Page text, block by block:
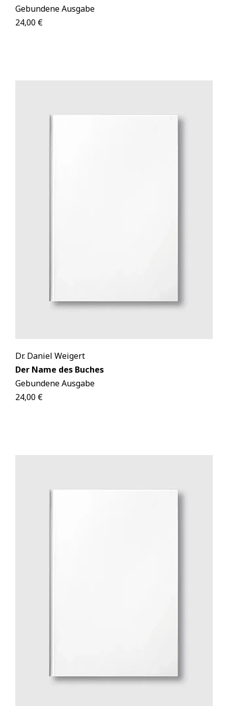
Gebundene Ausgabe
24,00 €
Dr. Daniel Weigert
Der Name des Buches
Gebundene Ausgabe
24,00 €